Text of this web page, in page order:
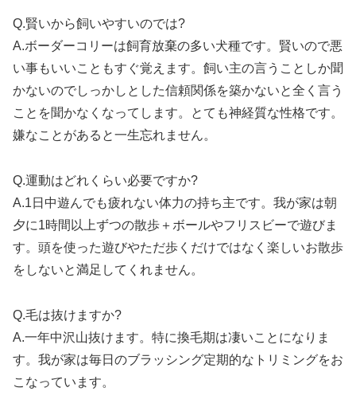
Q.賢いから飼いやすいのでは?
A.ボーダーコリーは飼育放棄の多い犬種です。賢いので悪
い事もいいこともすぐ覚えます。飼い主の言うことしか聞
かないのでしっかしとした信頼関係を築かないと全く言う
ことを聞かなくなってします。とても神経質な性格です。
嫌なことがあると一生忘れません。
Q.運動はどれくらい必要ですか?
A.1日中遊んでも疲れない体力の持ち主です。我が家は朝
夕に1時間以上ずつの散歩＋ボールやフリスビーで遊びま
す。頭を使った遊びやただ歩くだけではなく楽しいお散歩
をしないと満足してくれません。
Q.毛は抜けますか?
A.一年中沢山抜けます。特に換毛期は凄いことになりま
す。我が家は毎日のブラッシング定期的なトリミングをお
こなっています。